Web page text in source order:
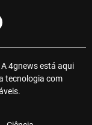
4gnews está aqui
tecnologia com